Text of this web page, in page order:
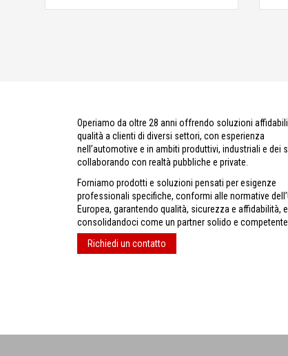
Operiamo da oltre 28 anni offrendo soluzioni
qualità a clienti di diversi settori, con esperienza
nell’automotive e in ambiti produttivi, industriali e dei
collaborando con realtà pubbliche e private.
Forniamo prodotti e soluzioni pensati per esigenze
professionali specifiche, conformi alle normative
Europea, garantendo qualità, sicurezza e affidabilità, e
consolidandoci come un partner solido e
Richiedi un contatto